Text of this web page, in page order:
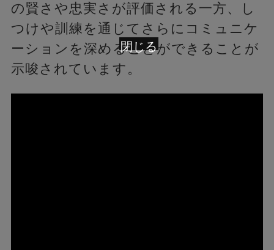
の賢さや忠実さが評価される一方、し
つけや訓練を通じてさらにコミュニケ
ーションを深めることができることが
示唆されています。
閉じる